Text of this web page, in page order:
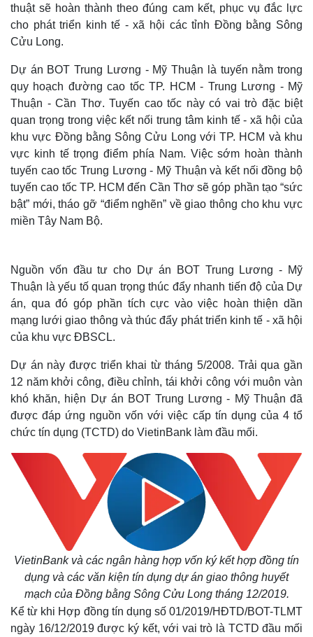
Thế giới
Quan sát
Cuộc sống đó đây
Hồ sơ
Multimedia
Video
Ảnh
E-Magazine
Infographic
thuật sẽ hoàn thành theo đúng cam kết, phục vụ đắc lực
cho phát triển kinh tế - xã hội các tỉnh Đồng bằng Sông
Cửu Long.
Dự án BOT Trung Lương - Mỹ Thuận là tuyến nằm trong
quy hoạch đường cao tốc TP. HCM - Trung Lương - Mỹ
Thuận - Cần Thơ. Tuyến cao tốc này có vai trò đặc biệt
quan trọng trong việc kết nối trung tâm kinh tế - xã hội của
khu vực Đồng bằng Sông Cửu Long với TP. HCM và khu
vực kinh tế trọng điểm phía Nam. Việc sớm hoàn thành
tuyến cao tốc Trung Lương - Mỹ Thuận và kết nối đồng bộ
tuyến cao tốc TP. HCM đến Cần Thơ sẽ góp phần tạo “sức
bật” mới, tháo gỡ “điểm nghẽn” về giao thông cho khu vực
miền Tây Nam Bộ.
Nguồn vốn đầu tư cho Dự án BOT Trung Lương - Mỹ
Thuận là yếu tố quan trọng thúc đẩy nhanh tiến độ của Dự
án, qua đó góp phần tích cực vào việc hoàn thiện dần
mạng lưới giao thông và thúc đẩy phát triển kinh tế - xã hội
của khu vực ĐBSCL.
Dự án này được triển khai từ tháng 5/2008. Trải qua gần
12 năm khởi công, điều chỉnh, tái khởi công với muôn vàn
khó khăn, hiện Dự án BOT Trung Lương - Mỹ Thuận đã
được đáp ứng nguồn vốn với việc cấp tín dụng của 4 tổ
chức tín dụng (TCTD) do VietinBank làm đầu mối.
VietinBank và các ngân hàng hợp vốn ký kết hợp đồng tín
dụng và các văn kiện tín dụng dự án giao thông huyết
mạch của Đồng bằng Sông Cửu Long tháng 12/2019.
Kể từ khi Hợp đồng tín dụng số 01/2019/HĐTD/BOT-TLMT
ngày 16/12/2019 được ký kết, với vai trò là TCTD đầu mối